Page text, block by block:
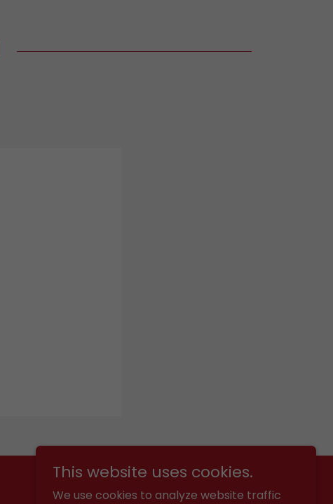
This website uses cookies.
We use cookies to analyze website traffic